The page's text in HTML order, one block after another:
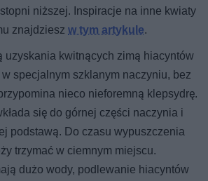
niższej. Inspiracje na inne kwiaty
znajdzieszw tym artykule.
uzyskania kwitnących zimą hiacyntów
specjalnym szklanym naczyniu, bez
nieco nieforemną klepsydrę.
się do górnej części naczynia i
podstawą. Do czasu wypuszczenia
trzymać w ciemnym miejscu.
dużo wody, podlewanie hiacyntów